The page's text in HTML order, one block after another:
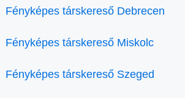
Fényképes társkereső Debrecen
Fényképes társkereső Miskolc
Fényképes társkereső Szeged